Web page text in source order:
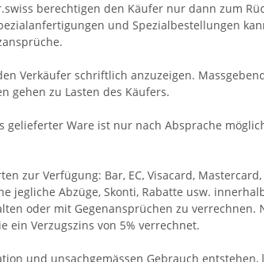
berechtigen den Käufer nur dann zum
und Spezialbestellungen
Verkäufer schriftlich anzuzeigen.
gehen zu Lasten des Käufers.
gelieferter Ware ist nur nach Absprache
zur Verfügung: Bar, EC, Visacard,
jegliche Abzüge, Skonti, Rabatte usw.
oder mit Gegenansprüchen zu
ein Verzugszins von 5% verrechnet.
und unsachgemässen Gebrauch